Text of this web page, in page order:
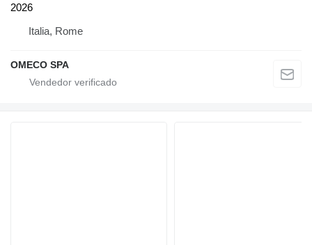
2026
Italia, Rome
OMECO SPA